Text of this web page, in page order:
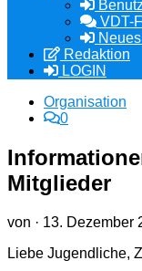
VDT-
Redaktion
LOGIN
Organisation
0
Mitglieder
von · 13. Dezember
Liebe Jugendliche,